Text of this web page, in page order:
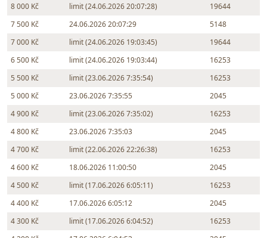
8 000 Kč
limit (24.06.2026 20:07:28)
19644
7 500 Kč
24.06.2026 20:07:29
5148
7 000 Kč
limit (24.06.2026 19:03:45)
19644
6 500 Kč
limit (24.06.2026 19:03:44)
16253
5 500 Kč
limit (23.06.2026 7:35:54)
16253
5 000 Kč
23.06.2026 7:35:55
2045
4 900 Kč
limit (23.06.2026 7:35:02)
16253
4 800 Kč
23.06.2026 7:35:03
2045
4 700 Kč
limit (22.06.2026 22:26:38)
16253
4 600 Kč
18.06.2026 11:00:50
2045
4 500 Kč
limit (17.06.2026 6:05:11)
16253
4 400 Kč
17.06.2026 6:05:12
2045
4 300 Kč
limit (17.06.2026 6:04:52)
16253